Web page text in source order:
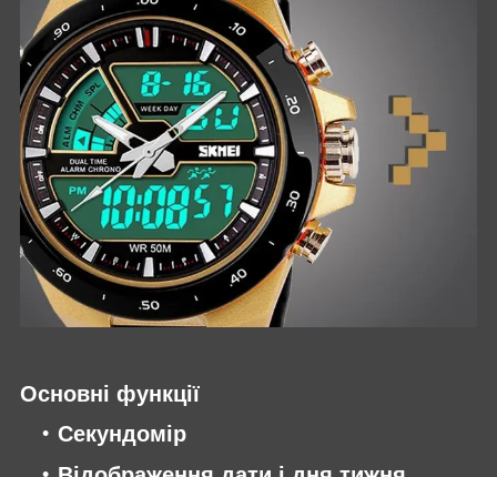
Основні функції
Секундомір